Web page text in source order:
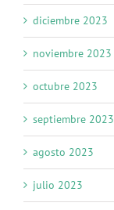
diciembre 2023
noviembre 2023
octubre 2023
septiembre 2023
agosto 2023
julio 2023